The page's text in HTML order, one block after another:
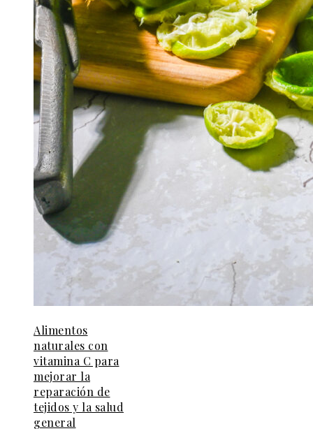
Alimentos
naturales con
vitamina C para
mejorar la
reparación de
tejidos y la salud
general